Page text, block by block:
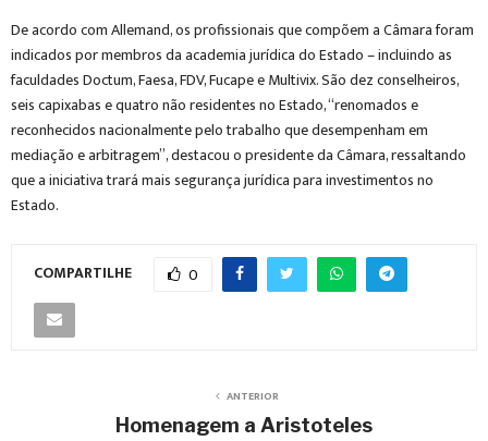
De acordo com Allemand, os profissionais que compõem a Câmara foram
indicados por membros da academia jurídica do Estado – incluindo as
faculdades Doctum, Faesa, FDV, Fucape e Multivix. São dez conselheiros,
seis capixabas e quatro não residentes no Estado, “renomados e
reconhecidos nacionalmente pelo trabalho que desempenham em
mediação e arbitragem”, destacou o presidente da Câmara, ressaltando
que a iniciativa trará mais segurança jurídica para investimentos no
Estado.
COMPARTILHE 0
ANTERIOR
Homenagem a Aristoteles